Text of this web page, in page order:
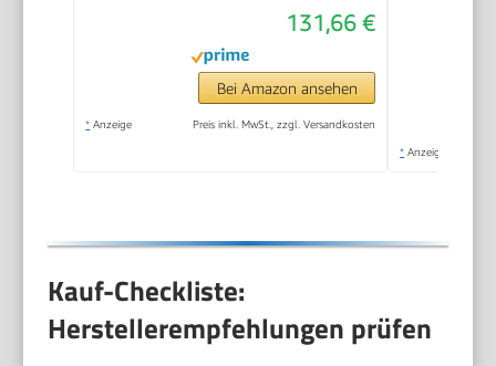
flache Liegeposition,
klein
zusammenklappbar,
Schultergurt, Essential
131,66 €
Bei Amazon ansehen
* Anzeige Preis inkl. MwSt., zzgl. Versandkosten
* Anzeige
Kauf-Checkliste:
Herstellerempfehlungen prüfen